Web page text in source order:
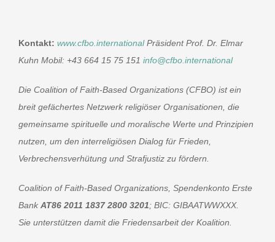
Kontakt: www.cfbo.international Präsident Prof. Dr. Elmar
Kuhn Mobil: +43 664 15 75 151 info@cfbo.international
Die Coalition of Faith-Based Organizations (CFBO) ist ein
breit gefächertes Netzwerk religiöser Organisationen, die
gemeinsame spirituelle und moralische Werte und Prinzipien
nutzen, um den interreligiösen Dialog für Frieden,
Verbrechensverhütung und Strafjustiz zu fördern.
Coalition of Faith-Based Organizations , Spendenkonto Erste
Bank AT86 2011 1837 2800 3201; BIC: GIBAATWWXXX.
Sie unterstützen damit die Friedensarbeit der Koalition.